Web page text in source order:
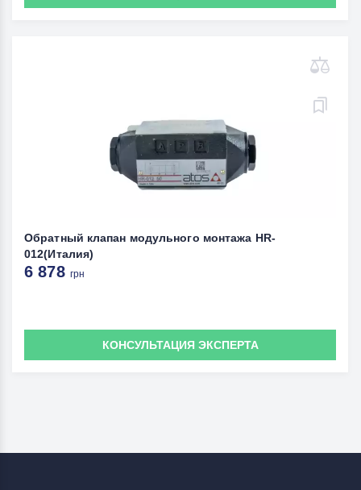
Обратный клапан модульного монтажа HR-
012(Италия)
6 878 грн
КОНСУЛЬТАЦИЯ ЭКСПЕРТА